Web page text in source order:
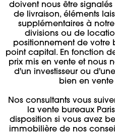
doivent nous être
de livraison, éléments
supplémentaires à
divisions ou de
positionnement de votre
point capital. En fonction
prix mis en vente et nous
d'un investisseur ou
bien en vente
Nos consultants vous
la vente bureaux
disposition si vous avez
immobilière de nos